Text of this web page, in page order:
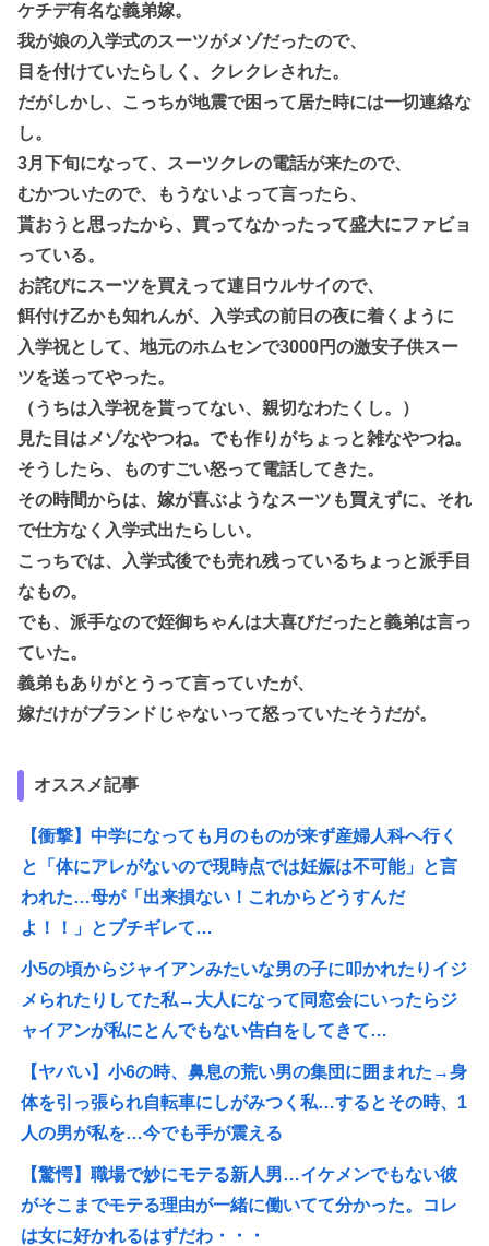
ケチデ有名な義弟嫁。
我が娘の入学式のスーツがメゾだったので、
目を付けていたらしく、クレクレされた。
だがしかし、こっちが地震で困って居た時には一切連絡な
し。
3月下旬になって、スーツクレの電話が来たので、
むかついたので、もうないよって言ったら、
貰おうと思ったから、買ってなかったって盛大にファビョ
っている。
お詫びにスーツを買えって連日ウルサイので、
餌付け乙かも知れんが、入学式の前日の夜に着くように
入学祝として、地元のホムセンで3000円の激安子供スー
ツを送ってやった。
（うちは入学祝を貰ってない、親切なわたくし。）
見た目はメゾなやつね。でも作りがちょっと雑なやつね。
そうしたら、ものすごい怒って電話してきた。
その時間からは、嫁が喜ぶようなスーツも買えずに、それ
で仕方なく入学式出たらしい。
こっちでは、入学式後でも売れ残っているちょっと派手目
なもの。
でも、派手なので姪御ちゃんは大喜びだったと義弟は言っ
ていた。
義弟もありがとうって言っていたが、
嫁だけがブランドじゃないって怒っていたそうだが。
オススメ記事
【衝撃】中学になっても月のものが来ず産婦人科へ行く
と「体にアレがないので現時点では妊娠は不可能」と言
われた…母が「出来損ない！これからどうすんだ
よ！！」とブチギレて…
小5の頃からジャイアンみたいな男の子に叩かれたりイジ
メられたりしてた私→大人になって同窓会にいったらジ
ャイアンが私にとんでもない告白をしてきて…
【ヤバい】小6の時、鼻息の荒い男の集団に囲まれた→身
体を引っ張られ自転車にしがみつく私…するとその時、1
人の男が私を…今でも手が震える
【驚愕】職場で妙にモテる新人男…イケメンでもない彼
がそこまでモテる理由が一緒に働いてて分かった。コレ
は女に好かれるはずだわ・・・